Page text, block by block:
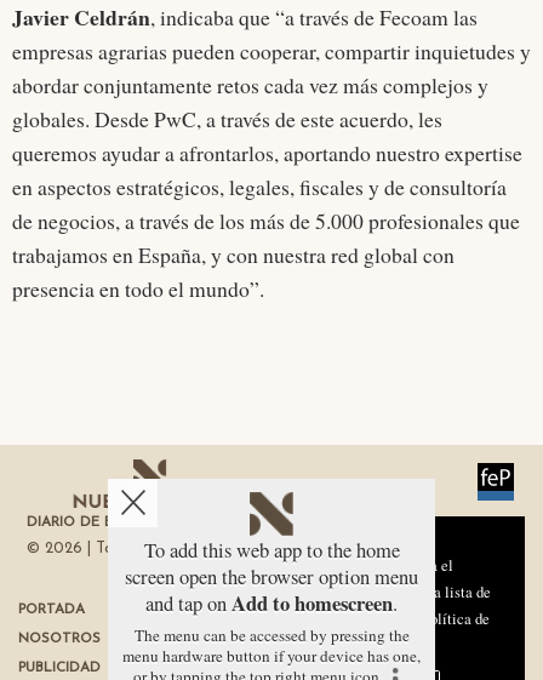
Javier Celdrán, indicaba que “a través de Fecoam las
empresas agrarias pueden cooperar, compartir inquietudes y
abordar conjuntamente retos cada vez más complejos y
globales. Desde PwC, a través de este acuerdo, les
queremos ayudar a afrontarlos, aportando nuestro expertise
en aspectos estratégicos, legales, fiscales y de consultoría
de negocios, a través de los más de 5.000 profesionales que
trabajamos en España, y con nuestra red global con
presencia en todo el mundo”.
DIARIO DE ECONOMÍA DE LA REGIÓN DE MURCIA
© 2026 | Todos los derechos reservados
PORTADA
NOSOTROS
PUBLICIDAD
TÉRMINOS DE USO
PROTECCIÓN DE DATOS
POLÍTICA DE COOKIES
To add this web app to the home
screen open the browser option menu
and tap onAdd to homescreen.
The menu can be accessed by pressing the
menu hardware button if your device has one,
Aviso sobre el Uso de cookies:
Utilizamos cookies nuestras y de terceros para el
funcionamiento del digital. Puedes consultar la lista de
cookies y como desconectarlas.Ver nuestra Política de
Privacidad y Cookies